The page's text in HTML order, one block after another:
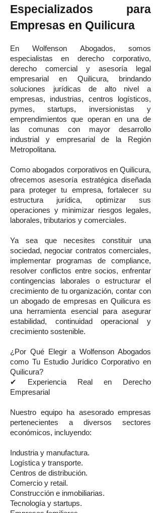
Especializados para
Empresas en Quilicura
En Wolfenson Abogados, somos
especialistas en derecho corporativo,
derecho comercial y asesoría legal
empresarial en Quilicura, brindando
soluciones jurídicas de alto nivel a
empresas, industrias, centros logísticos,
pymes, startups, inversionistas y
emprendimientos que operan en una de
las comunas con mayor desarrollo
industrial y empresarial de la Región
Metropolitana.
Como abogados corporativos en Quilicura,
ofrecemos asesoría estratégica diseñada
para proteger tu empresa, fortalecer su
estructura jurídica, optimizar sus
operaciones y minimizar riesgos legales,
laborales, tributarios y comerciales.
Ya sea que necesites constituir una
sociedad, negociar contratos comerciales,
implementar programas de compliance,
resolver conflictos entre socios, enfrentar
contingencias laborales o estructurar el
crecimiento de tu organización, contar con
un abogado de empresas en Quilicura es
una herramienta esencial para asegurar
estabilidad, continuidad operacional y
crecimiento sostenible.
¿Por Qué Elegir a Wolfenson Abogados
como Tu Estudio Jurídico Corporativo en
Quilicura?
✔ Experiencia Real en Derecho
Empresarial
Nuestro equipo ha asesorado empresas
pertenecientes a diversos sectores
económicos, incluyendo:
Industria y manufactura.
Logística y transporte.
Centros de distribución.
Comercio y retail.
Construcción e inmobiliarias.
Tecnología y startups.